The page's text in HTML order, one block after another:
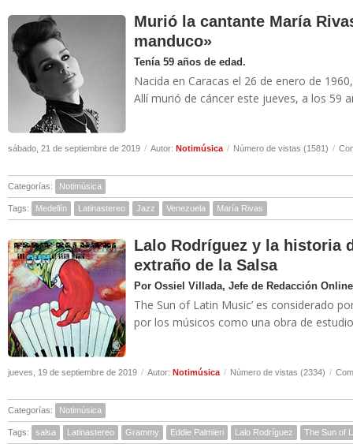
Murió la cantante María
manduco»
Tenía 59 años de edad.
Nacida en Caracas el 26 de enero de
Allí murió de cáncer este jueves, a los 59
sábado, 21 de septiembre de 2019 / Autor: Notimúsica / Número de vistas (1581) /
Categorías: Notimúsica
Tags: Medellín Latinastereo Jazz Venezuela María Rivas
Lalo Rodríguez y la historia
extraño de la Salsa
Por Ossiel Villada, Jefe de Redacción
The Sun of Latin Music’ es considerado
por los músicos como una obra de
jueves, 19 de septiembre de 2019 / Autor: Notimúsica / Número de vistas (2334) /
Categorías: Notimúsica
Tags: salsa Latinastereo Grammy Eddie Palmieri Lalo Rodríguez The Sun of